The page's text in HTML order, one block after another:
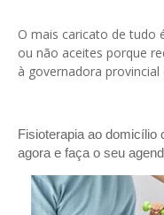
O mais caricato de tudo
ou não aceites porque
à governadora provincial
Fisioterapia ao domicílio
agora e faça o seu